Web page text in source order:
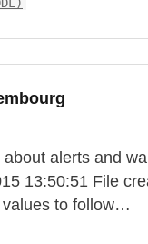
alerts and
13:50:51 File
values to follow…